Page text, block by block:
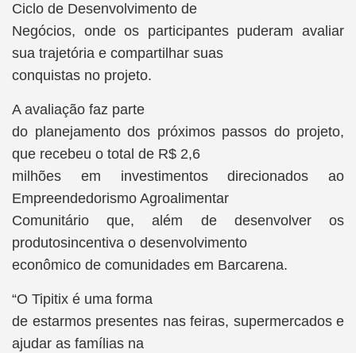
Ciclo de Desenvolvimento de
Negócios, onde os participantes puderam avaliar
sua trajetória e compartilhar suas
conquistas no projeto.
A avaliação faz parte
do planejamento dos próximos passos do projeto,
que recebeu o total de R$ 2,6
milhões em investimentos direcionados ao
Empreendedorismo Agroalimentar
Comunitário que, além de desenvolver os
produtosincentiva o desenvolvimento
econômico de comunidades em Barcarena.
“O Tipitix é uma forma
de estarmos presentes nas feiras, supermercados e
ajudar as famílias na